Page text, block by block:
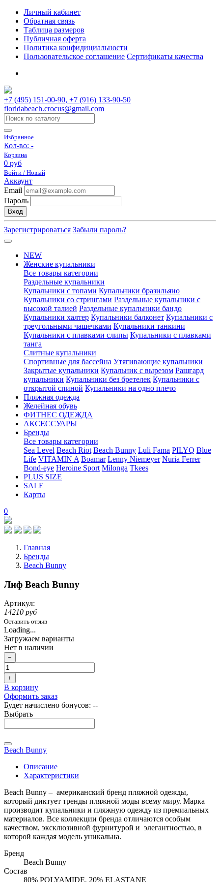
Личный кабинет
Обратная связь
Таблица размеров
Публичная оферта
Политика конфидициальности
Пользовательское соглашение Сертификаты качества
+7 (495) 151-00-90, +7 (916) 133-90-50
floridabeach.crocus@gmail.com
Избранное
Кол-во: -
Корзина
0 руб
Войти / Новый
Аккаунт
Email
Пароль
Вход
Зарегистрироваться Забыли пароль?
NEW
Женские купальники
Все товары категории
Раздельные купальники
Купальники с топами Купальники бразильяно
Купальники со стрингами Раздельные купальники с
высокой талией Раздельные купальники бандо
Купальники халтер Купальники балконет Купальники с
треугольными чашечками Купальники танкини
Купальники с плавками слипы Купальники с плавками
танга
Слитные купальники
Спортивные для бассейна Утягивающие купальники
Закрытые купальники Купальник с вырезом Рашгард
купальники Купальники без бретелек Купальники с
открытой спиной Купальники на одно плечо
Пляжная одежда
Желейная обувь
ФИТНЕС ОДЕЖДА
АКСЕССУАРЫ
Бренды
Все товары категории
Sea Level Beach Riot Beach Bunny Luli Fama PILYQ Blue
Life VITAMIN A Boamar Lenny Niemeyer Nuria Ferrer
Bond-eye Heroine Sport Milonga Tkees
PLUS SIZE
SALE
Карты
0
Главная
Бренды
Beach Bunny
Лиф Beach Bunny
Артикул:
14210 руб
Оставить отзыв
Loading...
Загружаем варианты
Нет в наличии
−
+
В корзину
Оформить заказ
Будет начислено бонусов: --
Выбрать
Beach Bunny
Описание
Характеристики
Beach Bunny – американский бренд пляжной одежды,
который диктует тренды пляжной моды всему миру. Марка
производит купальники и пляжную одежду из премиальных
материалов. Все коллекции бренда отличаются особым
качеством, эксклюзивной фурнитурой и элегантностью, в
которой каждая модель уникальна.
Бренд
Beach Bunny
Состав
80% POLYAMIDE, 20% ELASTANE